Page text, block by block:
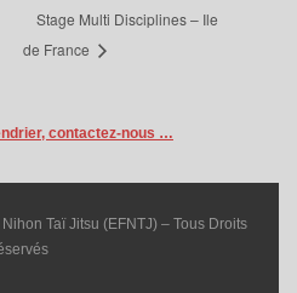
Stage Multi Disciplines – Ile
de France
contactez-nous …
Taï Jitsu (EFNTJ) – Tous Droits